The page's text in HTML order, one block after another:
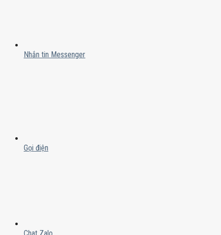
Nhắn tin Messenger
Gọi điện